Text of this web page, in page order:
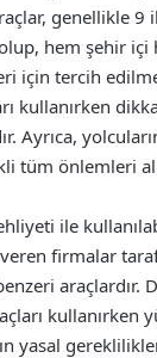
genellikle 9
hem şehir içi
için tercih
kullanırken
Ayrıca,
tüm önlemleri
ile
firmalar
araçlardır.
kullanırken
yasal